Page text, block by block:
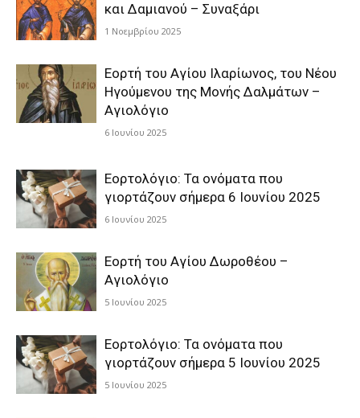
και Δαμιανού – Συναξάρι
1 Νοεμβρίου 2025
Εορτή του Αγίου Ιλαρίωνος, του Νέου
Ηγούμενου της Μονής Δαλμάτων –
Αγιολόγιο
6 Ιουνίου 2025
Εορτολόγιο: Τα ονόματα που
γιορτάζουν σήμερα 6 Ιουνίου 2025
6 Ιουνίου 2025
Εορτή του Αγίου Δωροθέου –
Αγιολόγιο
5 Ιουνίου 2025
Εορτολόγιο: Τα ονόματα που
γιορτάζουν σήμερα 5 Ιουνίου 2025
5 Ιουνίου 2025